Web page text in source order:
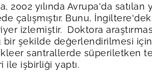
2002 yılında Avrupa'da
çalışmıştır. Bunu,
izlemiştir. Doktora
bir şekilde değerlendirilmesi
santrallerde süperiletken
ile işbirliği yaptı.